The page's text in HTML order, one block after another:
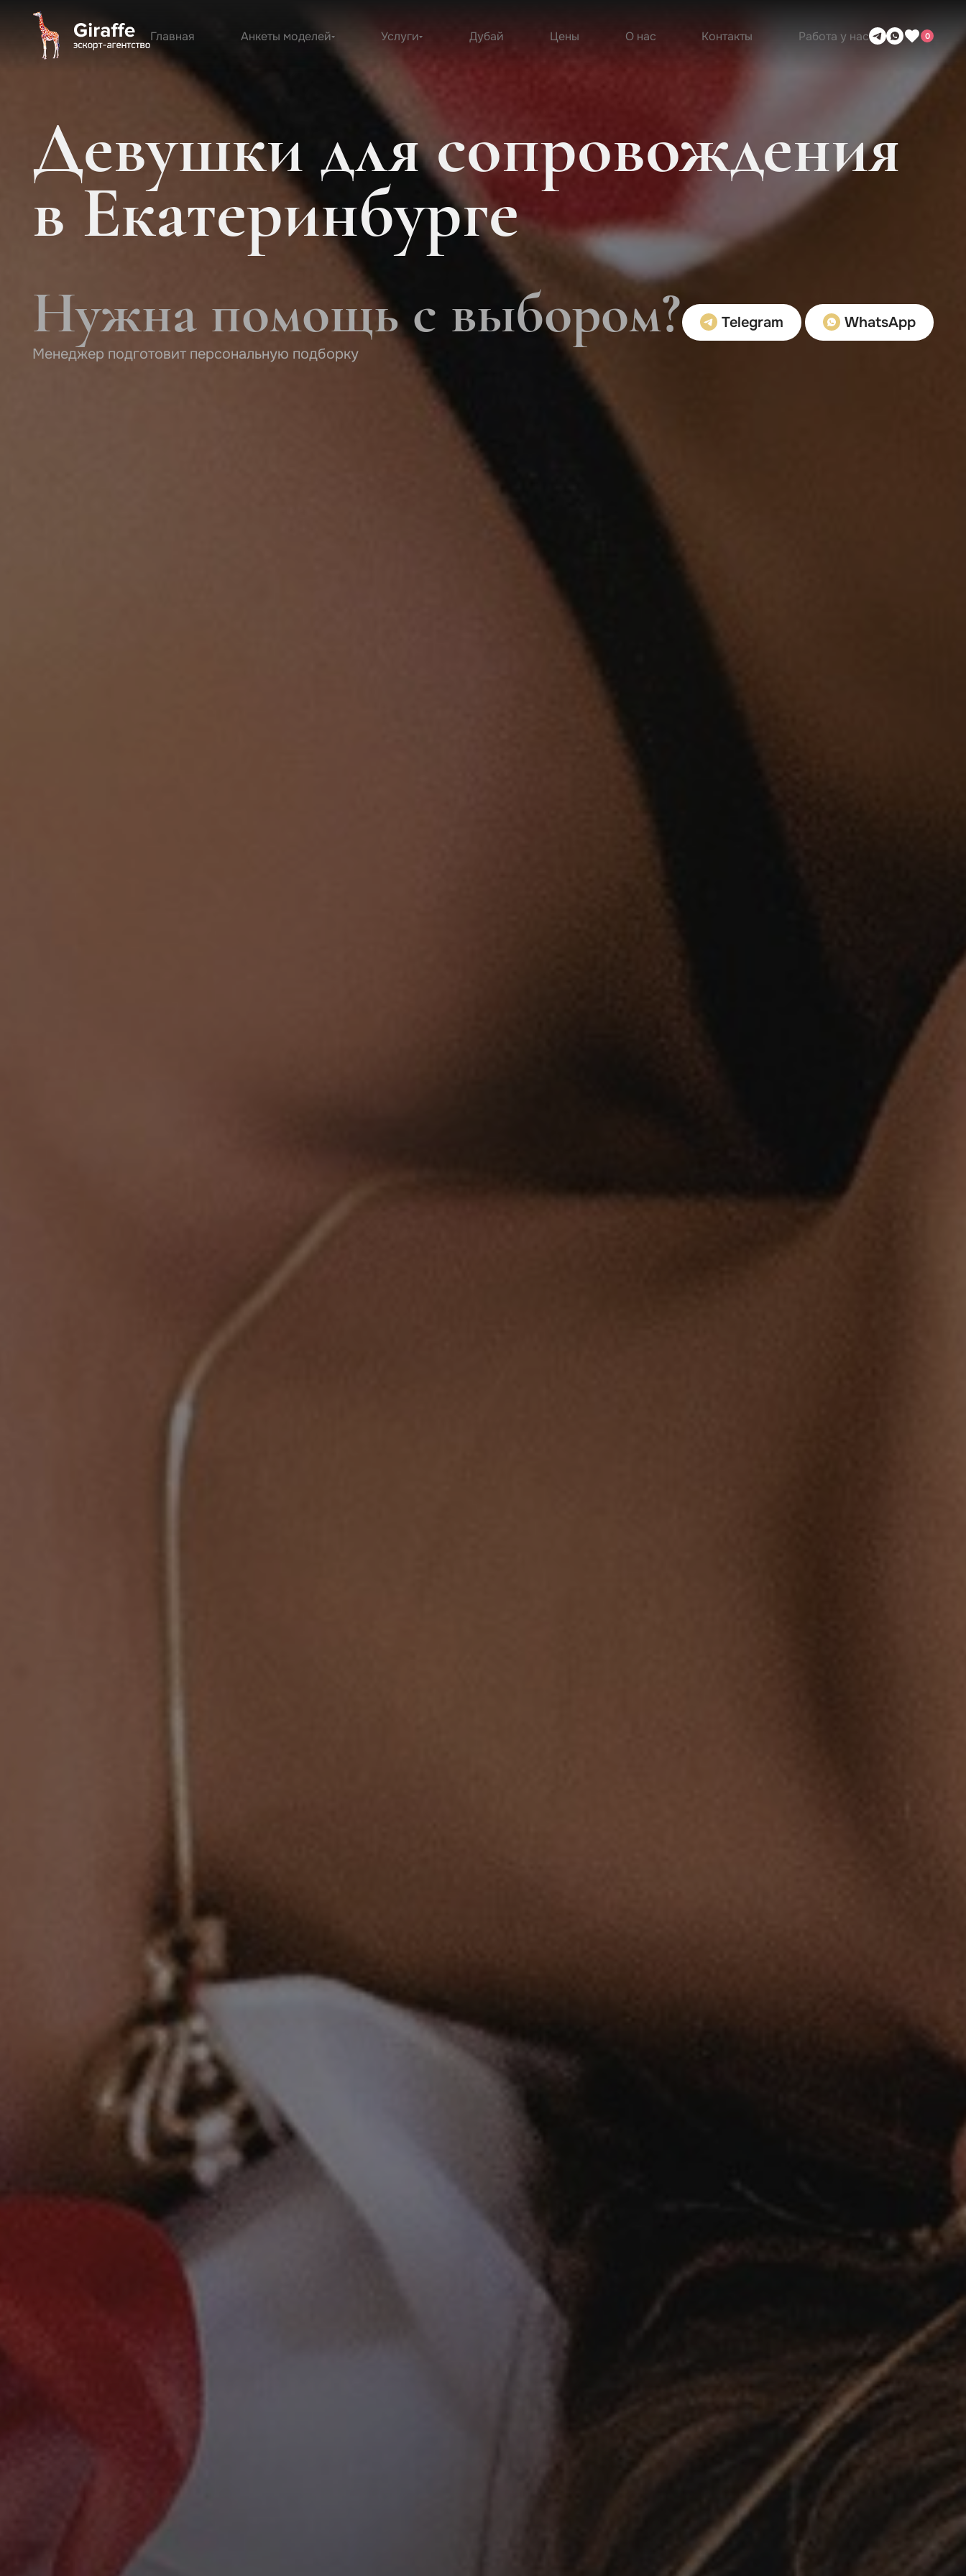
Главная Анкеты моделей Услуги Дубай Цены О нас Контакты Работа у нас 0
Девушки для сопровождения
в Екатеринбурге
Нужна помощь с выбором?
Менеджер подготовит персональную подборку
Telegram WhatsApp